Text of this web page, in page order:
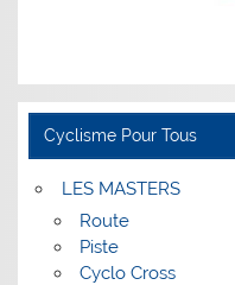
Cyclisme Pour Tous
LES MASTERS
Route
Piste
Cyclo Cross